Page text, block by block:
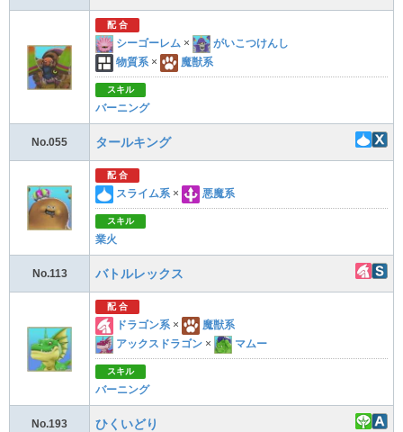
配 合
シーゴーレム ×
がいこつけんし
物質系 × 魔獣系
スキル
バーニング
No.055 タールキング
配 合
スライム系 × 悪魔系
スキル
業火
No.113 バトルレックス
配 合
ドラゴン系 ×
魔獣系
アックスドラゴン × マムー
スキル
バーニング
No.193 ひくいどり